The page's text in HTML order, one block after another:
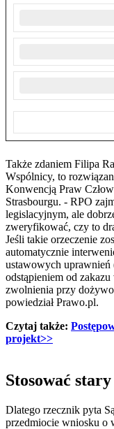
Także zdaniem Filipa
Wspólnicy, to
Konwencją Praw
Strasbourgu. - RPO
legislacyjnym, ale
zweryfikować, czy to
Jeśli takie orzeczenie
automatycznie
ustawowych uprawnień
odstąpieniem od
zwolnienia przy
powiedział Prawo.pl.
Czytaj także:
projekt>>
Stosować
Dlatego rzecznik pyta
przedmiocie wniosku o